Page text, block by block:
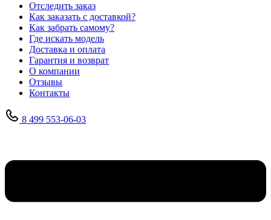
Отследить заказ
Как заказать с доставкой?
Как забрать самому?
Где искать модель
Доставка и оплата
Гарантия и возврат
О компании
Отзывы
Контакты
8 499 553-06-03